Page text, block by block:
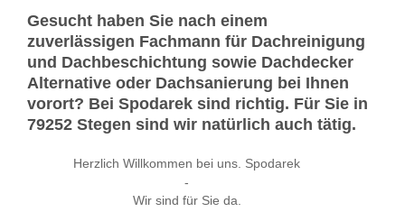
Gesucht haben Sie nach einem
zuverlässigen Fachmann für Dachreinigung
und Dachbeschichtung sowie Dachdecker
Alternative oder Dachsanierung bei Ihnen
vorort? Bei Spodarek sind richtig. Für Sie in
79252 Stegen sind wir natürlich auch tätig.
Herzlich Willkommen bei uns. Spodarek
-
Wir sind für Sie da.